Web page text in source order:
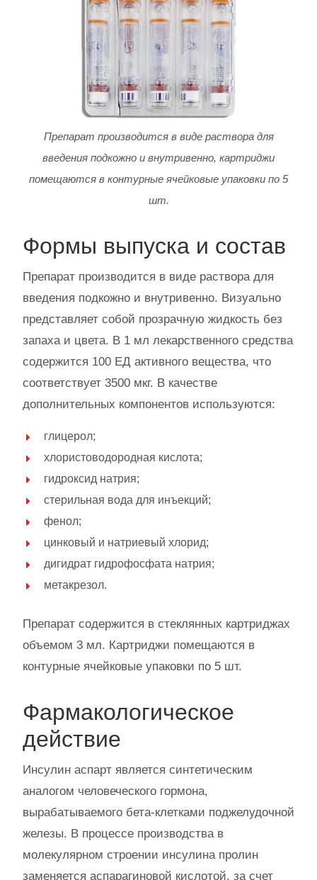
Препарат производится в виде раствора для
введения подкожно и внутривенно, картриджи
помещаются в контурные ячейковые упаковки по 5
шт.
Формы выпуска и состав
Препарат производится в виде раствора для
введения подкожно и внутривенно. Визуально
представляет собой прозрачную жидкость без
запаха и цвета. В 1 мл лекарственного средства
содержится 100 ЕД активного вещества, что
соответствует 3500 мкг. В качестве
дополнительных компонентов используются:
глицерол;
хлористоводородная кислота;
гидроксид натрия;
стерильная вода для инъекций;
фенол;
цинковый и натриевый хлорид;
дигидрат гидрофосфата натрия;
метакрезол.
Препарат содержится в стеклянных картриджах
объемом 3 мл. Картриджи помещаются в
контурные ячейковые упаковки по 5 шт.
Фармакологическое
действие
Инсулин аспарт является синтетическим
аналогом человеческого гормона,
вырабатываемого бета-клетками поджелудочной
железы. В процессе производства в
молекулярном строении инсулина пролин
заменяется аспарагиновой кислотой, за счет